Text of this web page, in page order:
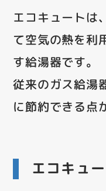
エコキュートは
て空気の熱を利
す給湯器です。
従来のガス給湯
に節約できる点
エコキュ